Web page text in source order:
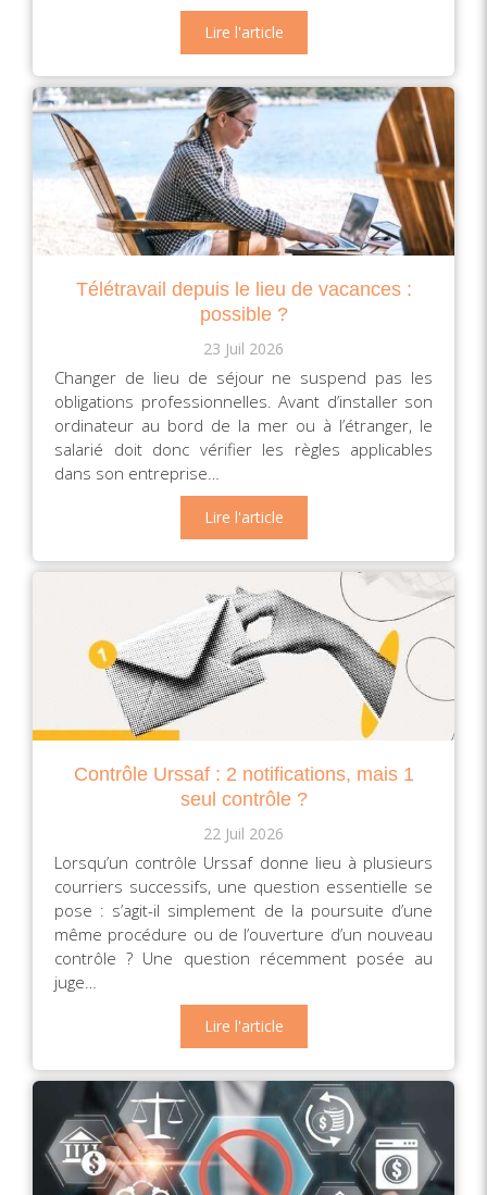
Lire l'article
Télétravail depuis le lieu de vacances :
possible ?
23 Juil 2026
Changer de lieu de séjour ne suspend pas les
obligations professionnelles. Avant d’installer son
ordinateur au bord de la mer ou à l’étranger, le
salarié doit donc vérifier les règles applicables
dans son entreprise…
Lire l'article
Contrôle Urssaf : 2 notifications, mais 1
seul contrôle ?
22 Juil 2026
Lorsqu’un contrôle Urssaf donne lieu à plusieurs
courriers successifs, une question essentielle se
pose : s’agit-il simplement de la poursuite d’une
même procédure ou de l’ouverture d’un nouveau
contrôle ? Une question récemment posée au
juge…
Lire l'article